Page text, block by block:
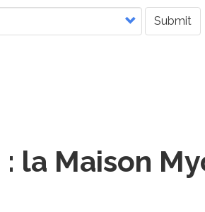
Submit
la Maison